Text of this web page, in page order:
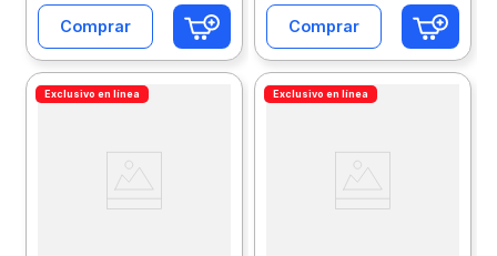
Comprar Comprar
Exclusivo en línea Exclusivo en línea